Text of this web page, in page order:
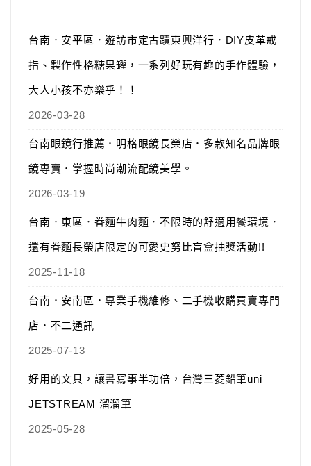
台南．安平區．遊訪市定古蹟東興洋行．DIY皮革戒
指、製作性格糖果罐，一系列好玩有趣的手作體驗，
大人小孩不亦樂乎！！
2026-03-28
台南眼鏡行推薦．明格眼鏡長榮店．多款知名品牌眼
鏡專賣．掌握時尚潮流配鏡美學。
2026-03-19
台南．東區．眷麵牛肉麵．不限時的舒適用餐環境．
還有眷麵長榮店限定的可愛史努比盲盒抽獎活動!!
2025-11-18
台南．安南區．專業手機維修、二手機收購買賣專門
店．不二通訊
2025-07-13
好用的文具，讓書寫事半功倍，台灣三菱鉛筆uni
JETSTREAM 溜溜筆
2025-05-28